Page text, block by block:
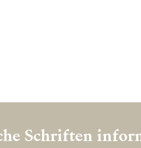
Schriften